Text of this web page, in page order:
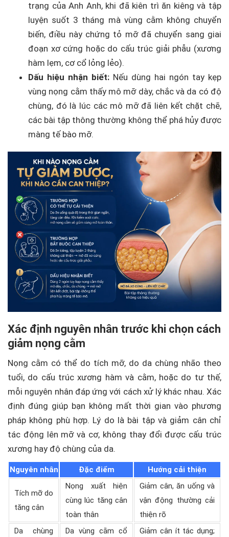
trạng của Anh Anh, khi đã kiên trì ăn kiêng và tập
luyện suốt 3 tháng mà vùng cằm không chuyển
biến, điều này chứng tỏ mỡ đã chuyển sang giai
đoạn xơ cứng hoặc do cấu trúc giải phẫu (xương
hàm lẹm, cơ cổ lỏng lẻo).
Dấu hiệu nhận biết: Nếu dùng hai ngón tay kẹp
vùng nọng cằm thấy mô mỡ dày, chắc và da có độ
chùng, đó là lúc các mô mỡ đã liên kết chặt chẽ,
các bài tập thông thường không thể phá hủy được
màng tế bào mỡ.
Xác định nguyên nhân trước khi chọn cách
giảm nọng cằm
Nọng cằm có thể do tích mỡ, do da chùng nhão theo
tuổi, do cấu trúc xương hàm và cằm, hoặc do tư thế,
mỗi nguyên nhân đáp ứng với cách xử lý khác nhau. Xác
định đúng giúp bạn không mất thời gian vào phương
pháp không phù hợp. Lý do là bài tập và giảm cân chỉ
tác động lên mỡ và cơ, không thay đổi được cấu trúc
xương hay độ chùng của da.
Nguyên nhân Đặc điểm Hướng cải thiện
Tích mỡ do
tăng cân
Nọng xuất hiện
cùng lúc tăng cân
toàn thân
Giảm cân, ăn uống và
vận động thường cải
thiện rõ
Da chùng
Da vùng cằm cổ Giảm cân ít tác dụng;